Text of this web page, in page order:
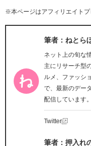
※本ページはアフィリエイト
筆者：ねとら
ネット上の旬な
主にリサーチ型
ルメ、ファッシ
で、最新のデー
配信しています。
Twitter
筆者：押入れ